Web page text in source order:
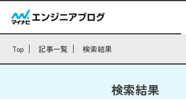
Top 記事一覧 検索結果
検索結果